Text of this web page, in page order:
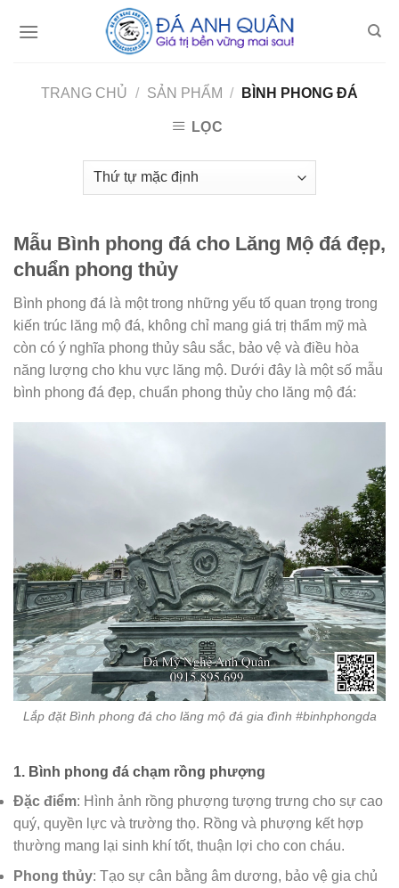
TRANG CHỦ / SẢN PHẨM / BÌNH PHONG ĐÁ
LỌC
Mẫu Bình phong đá cho Lăng Mộ đá đẹp,
chuẩn phong thủy
Bình phong đá là một trong những yếu tố quan trọng trong
kiến trúc lăng mộ đá, không chỉ mang giá trị thẩm mỹ mà
còn có ý nghĩa phong thủy sâu sắc, bảo vệ và điều hòa
năng lượng cho khu vực lăng mộ. Dưới đây là một số mẫu
bình phong đá đẹp, chuẩn phong thủy cho lăng mộ đá:
Lắp đặt Bình phong đá cho lăng mộ đá gia đình #binhphongda
1. Bình phong đá chạm rồng phượng
Đặc điểm: Hình ảnh rồng phượng tượng trưng cho sự cao
quý, quyền lực và trường thọ. Rồng và phượng kết hợp
thường mang lại sinh khí tốt, thuận lợi cho con cháu.
Phong thủy: Tạo sự cân bằng âm dương, bảo vệ gia chủ